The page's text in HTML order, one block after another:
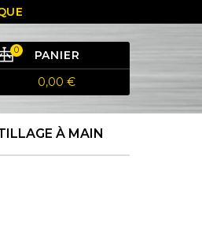
PANIER
0
0,00 €
À MAIN